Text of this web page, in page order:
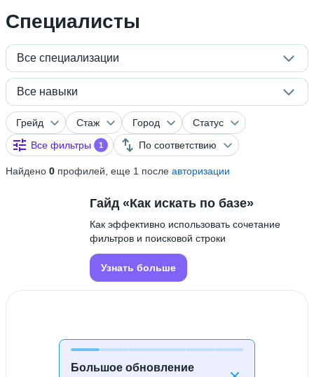
Специалисты
Все специализации
Все навыки
Грейд Стаж Город
Статус
Все фильтры
1 По соответствию
Найдено 0 профилей, еще 1 после авторизации
Большое обновление
Гайд «Как искать по базе»
Как эффективно использовать сочетание
фильтров и поисковой строки
Узнать больше